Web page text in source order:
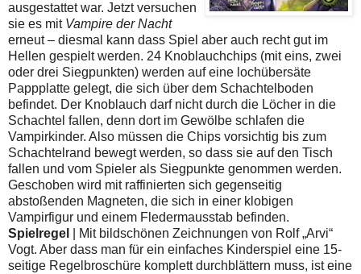
ausgestattet war. Jetzt versuchen
sie es mit Vampire der Nacht
erneut – diesmal kann dass Spiel aber auch recht gut im
Hellen gespielt werden. 24 Knoblauchchips (mit eins, zwei
oder drei Siegpunkten) werden auf eine lochübersäte
Pappplatte gelegt, die sich über dem Schachtelboden
befindet. Der Knoblauch darf nicht durch die Löcher in die
Schachtel fallen, denn dort im Gewölbe schlafen die
Vampirkinder. Also müssen die Chips vorsichtig bis zum
Schachtelrand bewegt werden, so dass sie auf den Tisch
fallen und vom Spieler als Siegpunkte genommen werden.
Geschoben wird mit raffinierten sich gegenseitig
abstoßenden Magneten, die sich in einer klobigen
Vampirfigur und einem Fledermausstab befinden.
Spielregel
| Mit bildschönen Zeichnungen von Rolf „Arvi“
Vogt. Aber dass man für ein einfaches Kinderspiel eine 15-
seitige Regelbroschüre komplett durchblättern muss, ist eine